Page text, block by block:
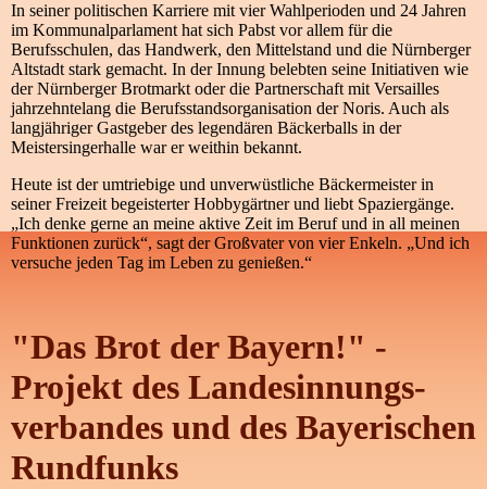
In seiner politischen Karriere mit vier Wahlperioden und 24 Jahren
im Kommunalparlament hat sich Pabst vor allem für die
Berufsschulen, das Handwerk, den Mittelstand und die Nürnberger
Altstadt stark gemacht. In der Innung belebten seine Initiativen wie
der Nürnberger Brotmarkt oder die Partnerschaft mit Versailles
jahrzehntelang die Berufsstandsorganisation der Noris. Auch als
langjähriger Gastgeber des legendären Bäckerballs in der
Meistersingerhalle war er weithin bekannt.
Heute ist der umtriebige und unverwüstliche Bäckermeister in
seiner Freizeit begeisterter Hobbygärtner und liebt Spaziergänge.
„Ich denke gerne an meine aktive Zeit im Beruf und in all meinen
Funktionen zurück“, sagt der Großvater von vier Enkeln. „Und ich
versuche jeden Tag im Leben zu genießen.“
"Das Brot der Bayern!" -
Projekt des Landesinnungs-
verbandes und des Bayerischen
Rundfunks